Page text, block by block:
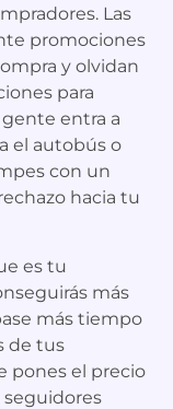
Las
promociones
y olvidan
para
entra a
el autobús o
con un
hacia tu
es tu
más
más tiempo
de tus
pones el precio
seguidores